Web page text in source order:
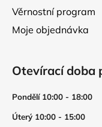
Věrnostní program
Moje objednávka
Otevírací doba
Pondělí 10:00 - 18:00
Úterý 10:00 - 15:00